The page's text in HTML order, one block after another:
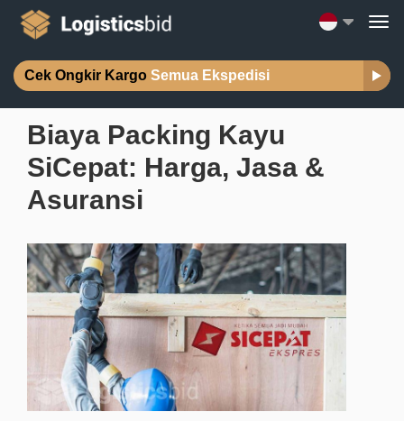
Cek Ongkir Kargo Semua Ekspedisi
Biaya Packing Kayu
SiCepat: Harga, Jasa &
Asuransi